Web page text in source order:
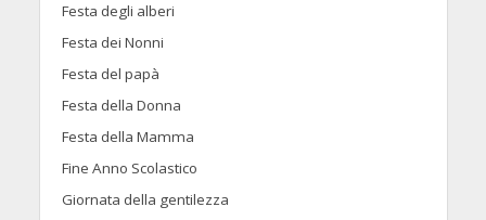
Festa degli alberi
Festa dei Nonni
Festa del papà
Festa della Donna
Festa della Mamma
Fine Anno Scolastico
Giornata della gentilezza